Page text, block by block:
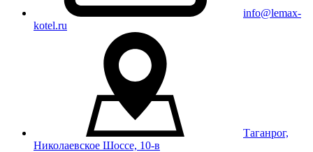
info@lemax-
kotel.ru
Таганрог,
Николаевское Шоссе, 10-в